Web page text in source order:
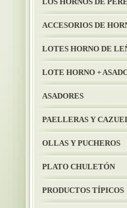
ACCESORIOS DE
LOTES HORNO DE
LOTE HORNO +
ASADORES
PAELLERAS Y
OLLAS Y PUCHEROS
PLATO CHULETÓN
PRODUCTOS TÍPICOS